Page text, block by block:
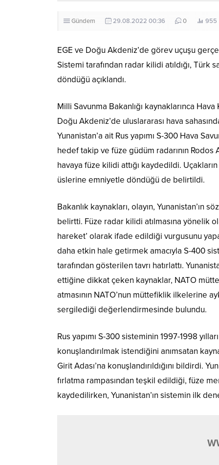
Gündem 29.08.2022 00:36 0 955
EGE ve Doğu Akdeniz’de görev uçuşu
Sistemi tarafından radar kilidi atıldığı, Türk
döndüğü açıklandı.
Milli Savunma Bakanlığı kaynaklarınca Hava
Doğu Akdeniz’de uluslararası hava
Yunanistan’a ait Rus yapımı S-300 Hava
hedef takip ve füze güdüm radarının Rodos
havaya füze kilidi attığı kaydedildi.
üslerine emniyetle döndüğü de belirtildi.
Bakanlık kaynakları, olayın, Yunanistan’ın
belirtti. Füze radar kilidi atılmasına yönelik
hareket’ olarak ifade edildiği vurgusunu
daha etkin hale getirmek amacıyla S-400
tarafından gösterilen tavrı hatırlattı.
ettiğine dikkat çeken kaynaklar, NATO
atmasının NATO’nun müttefiklik ilkelerine
sergilediği değerlendirmesinde bulundu.
Rus yapımı S-300 sisteminin 1997-1998
konuşlandırılmak istendiğini anımsatan
Girit Adası’na konuşlandırıldığını bildirdi.
fırlatma rampasından teşkil edildiği, füze
kaydedilirken, Yunanistan’ın sistemin ilk